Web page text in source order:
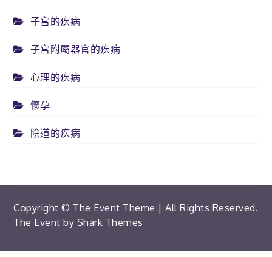
子宮的疾病
子宮附屬器官的疾病
心理的疾病
懷孕
陰道的疾病
Copyright © The Event Theme | All Rights Reserved.
The Event by Shark Themes